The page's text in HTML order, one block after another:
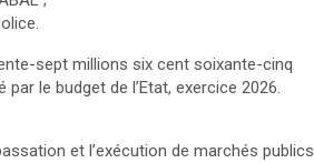
sept millions six cent soixante-cinq
le budget de l’Etat, exercice 2026.
et l’exécution de marchés publics